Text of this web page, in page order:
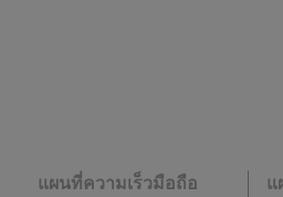
แผนที่ความเร็วมือถือ
แ